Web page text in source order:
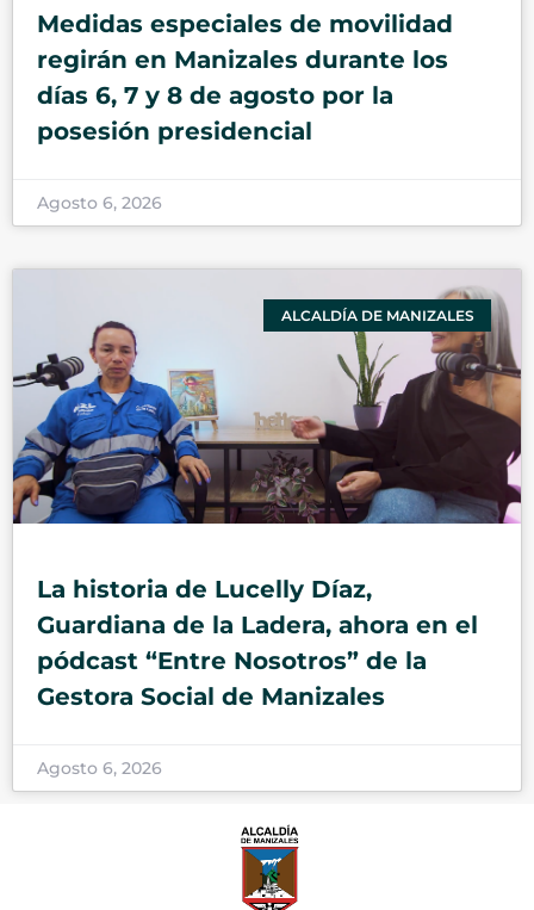
Medidas especiales de movilidad
regirán en Manizales durante los
días 6, 7 y 8 de agosto por la
posesión presidencial
Agosto 6, 2026
ALCALDÍA DE MANIZALES
La historia de Lucelly Díaz,
Guardiana de la Ladera, ahora en el
pódcast “Entre Nosotros” de la
Gestora Social de Manizales
Agosto 6, 2026